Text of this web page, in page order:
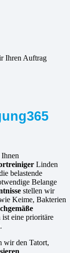
Ihren Auftrag
Linden
belastende
Belange
stellen wir
Keime, Bakterien
ist eine prioritäre
wir den Tatort,